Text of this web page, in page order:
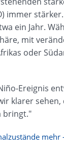
immer
ein Jahr.
mit
oder
Ereignis
klarer
bringt."